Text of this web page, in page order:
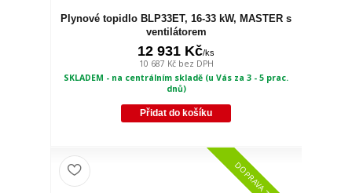
Plynové topidlo BLP33ET, 16-33 kW, MASTER s
ventilátorem
12 931 Kč/ks
10 687 Kč bez DPH
SKLADEM - na centrálním skladě (u Vás za 3 - 5 prac.
dnů)
Přidat do košíku